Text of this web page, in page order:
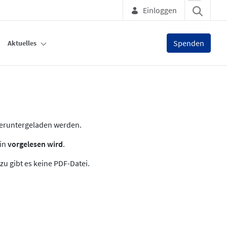
Einloggen
Aktuelles Spenden
werden.
vorgelesen wird.
gibt es keine PDF-Datei.